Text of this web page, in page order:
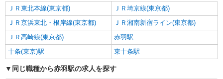
ＪＲ東北本線(東京都)
ＪＲ埼京線(東京都)
ＪＲ京浜東北・根岸線(東京都)
ＪＲ湘南新宿ライン(東京都)
ＪＲ高崎線(東京都)
赤羽駅
十条(東京)駅
東十条駅
同じ職種から赤羽駅の求人を探す